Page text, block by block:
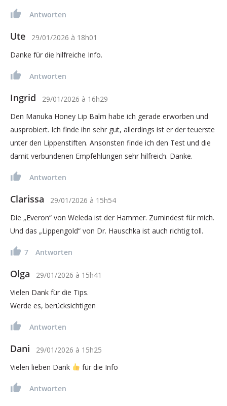
Antworten
Ute 29/01/2026 à 18h01
Danke für die hilfreiche Info.
Antworten
Ingrid 29/01/2026 à 16h29
Den Manuka Honey Lip Balm habe ich gerade erworben und
ausprobiert. Ich finde ihn sehr gut, allerdings ist er der teuerste
unter den Lippenstiften. Ansonsten finde ich den Test und die
damit verbundenen Empfehlungen sehr hilfreich. Danke.
Antworten
Clarissa 29/01/2026 à 15h54
Die „Everon“ von Weleda ist der Hammer. Zumindest für mich.
Und das „Lippengold“ von Dr. Hauschka ist auch richtig toll.
7 Antworten
Olga 29/01/2026 à 15h41
Vielen Dank für die Tips.
Werde es, berücksichtigen
Antworten
Dani 29/01/2026 à 15h25
Vielen lieben Dank
für die Info
Antworten